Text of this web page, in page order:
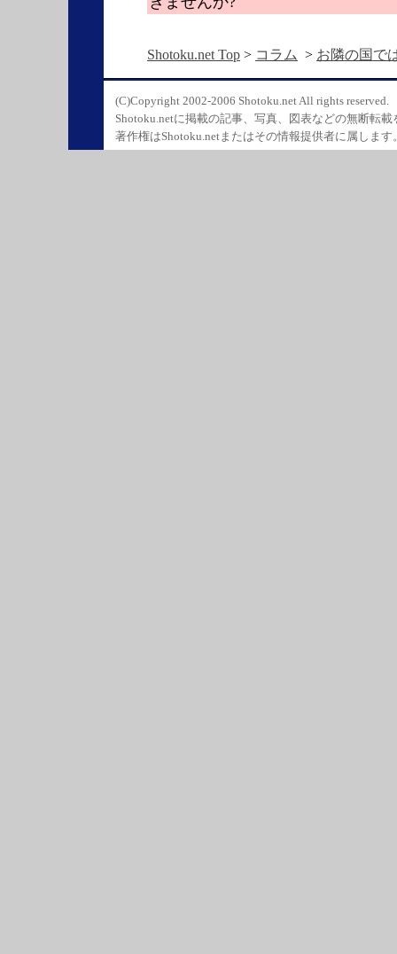
Shotoku.net Top > コラム > お隣の国で
(C)Copyright 2002-2006 Shotoku.net All rights reserved.
Shotoku.netに掲載の記事、写真、図表などの無断転載
著作権はShotoku.netまたはその情報提供者に属します